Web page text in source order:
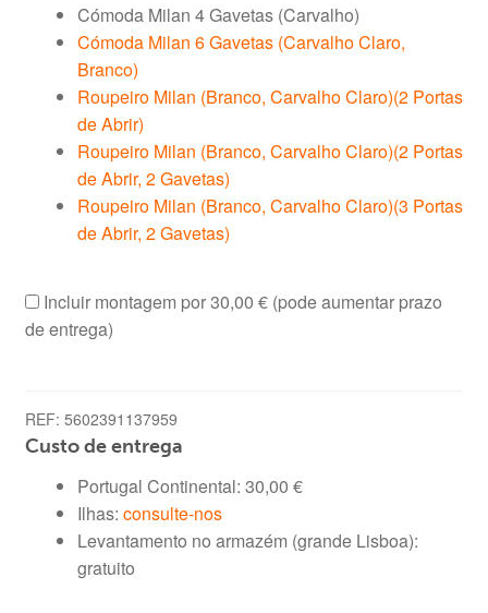
Gavetas
(Carvalho)
Cómoda Milan 4 Gavetas (Carvalho)
Cómoda Milan 6 Gavetas (Carvalho Claro,
Branco)
Roupeiro Milan (Branco, Carvalho Claro)(2 Portas
de Abrir)
Roupeiro Milan (Branco, Carvalho Claro)(2 Portas
de Abrir, 2 Gavetas)
Roupeiro Milan (Branco, Carvalho Claro)(3 Portas
de Abrir, 2 Gavetas)
Incluir montagem por30,00 €(pode aumentar prazo
de entrega)
REF: 5602391137959
Custo de entrega
Portugal Continental: 30,00 €
Ilhas: consulte-nos
Levantamento no armazém (grande Lisboa):
gratuito